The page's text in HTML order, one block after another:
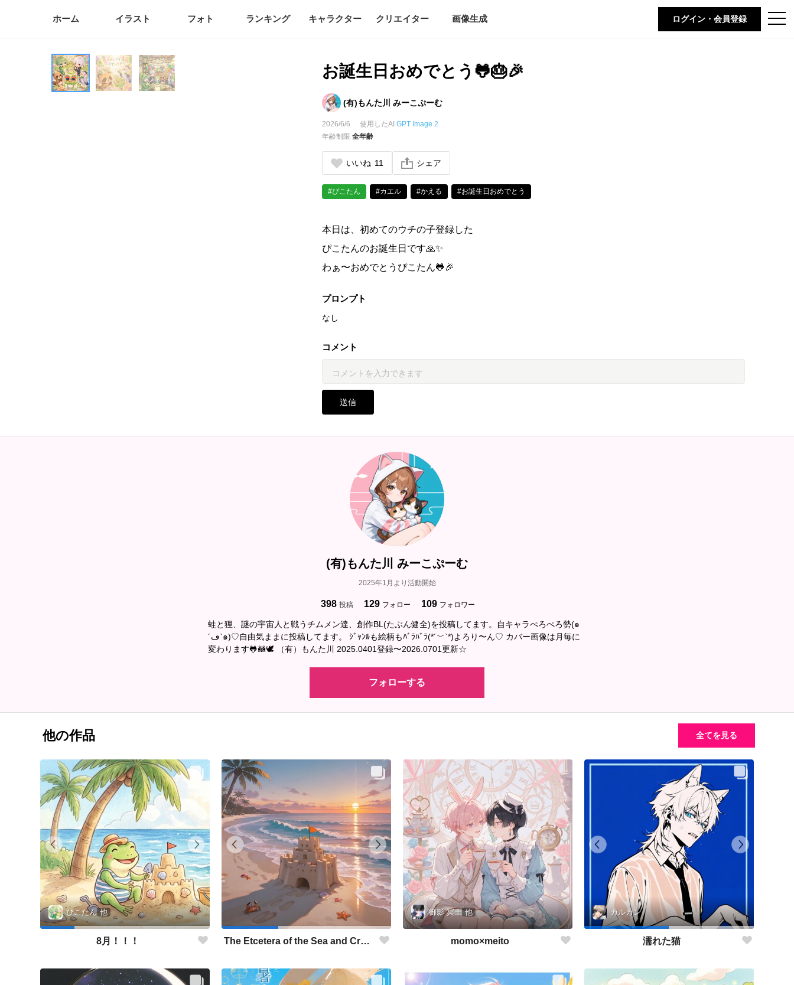
t
o
ホーム イラスト フォト ランキング キャラクター クリエイター 画像生成 ログイン・会員登録
お誕生日おめでとう🐸🎂🎉
(有)もんた川 みーこぷーむ
2026/6/6 使用したAIGPT Image 2
年齢制限全年齢
いいね 11 シェア
#ぴこたん #カエル #かえる #お誕生日おめでとう
本日は、初めてのウチの子登録した
ぴこたんのお誕生日です🙏✨
わぁ〜おめでとうぴこたん🐸🎉
プロンプト
なし
コメント
送信
(有)もんた川 みーこぷーむ
2025年1月より活動開始
398 投稿 129 フォロー 109 フォロワー
蛙と狸、謎の宇宙人と戦うチムメン達、創作BL(たぶん健全)を投稿してます。自キャラぺろぺろ勢(๑
´ڡ`๑)♡自由気ままに投稿してます。 ｼﾞｬﾝﾙも絵柄もﾊﾞﾗﾊﾞﾗ(*´﹀`*)よろり〜ん♡ カバー画像は月毎に
変わります🐸🦝🕊‎ （有）もんた川 2025.0401登録〜2026.0701更新☆
フォローする
他の作品 全てを見る
ぴこたん 他
8月！！！ The Etcetera of the Sea and Crabs
御影 冥土 他
momo×meito
カルカン
濡れた猫